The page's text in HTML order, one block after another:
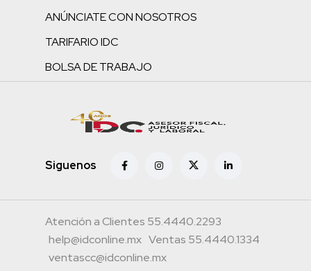
ANÚNCIATE CON NOSOTROS
TARIFARIO IDC
BOLSA DE TRABAJO
Siguenos
Atención a Clientes 55.4440.2293
help@idconline.mx Ventas 55.4440.1334
ventascc@idconline.mx